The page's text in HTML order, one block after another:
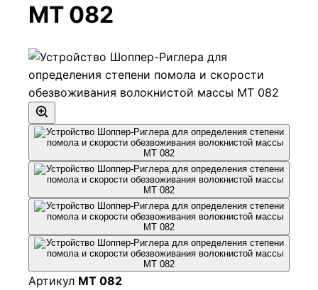
МТ 082
Артикул МТ 082